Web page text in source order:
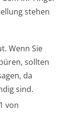
stehen
Wenn Sie
sollten
da
sind.
von